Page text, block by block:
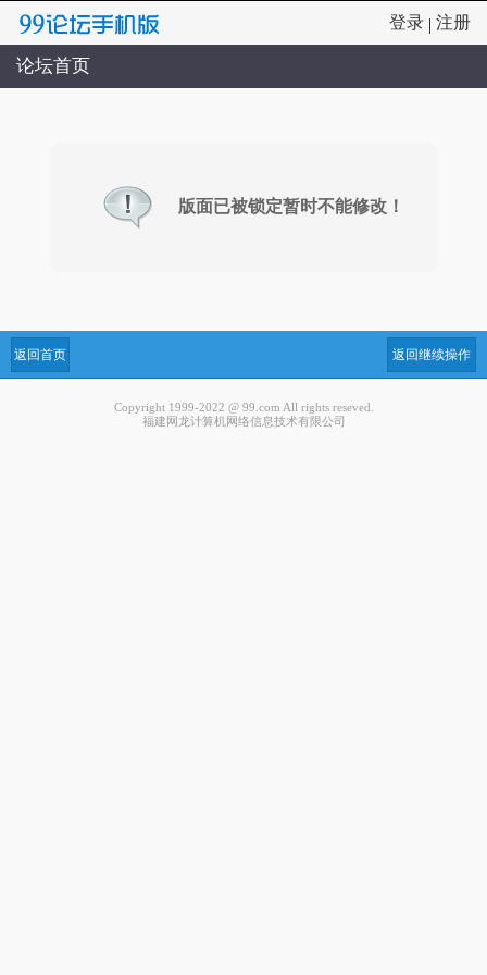
登录 | 注册
论坛首页
版面已被锁定暂时不能修改！
返回首页 返回继续操作
Copyright 1999-2022 @ 99.com All rights reseved.
福建网龙计算机网络信息技术有限公司